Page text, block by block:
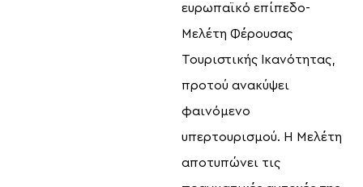
ευρωπαϊκό επίπεδο-
Μελέτη Φέρουσας
Τουριστικής Ικανότητας,
προτού ανακύψει
φαινόμενο
υπερτουρισμού. Η Μελέτη
αποτυπώνει τις